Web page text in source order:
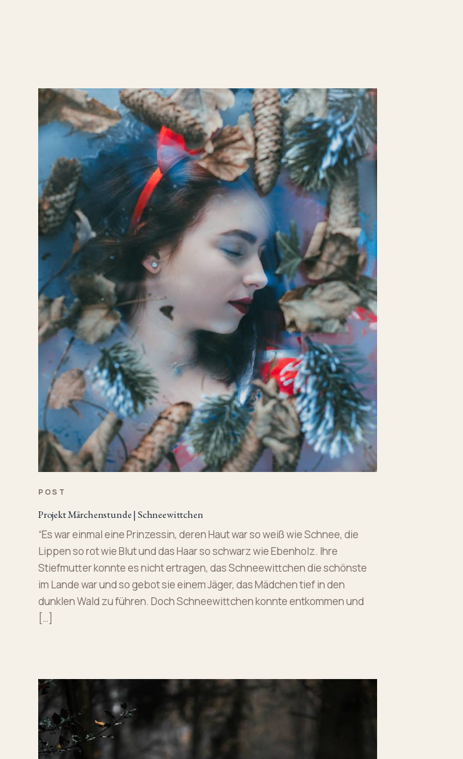
POST
Projekt Märchenstunde | Schneewittchen
“Es war einmal eine Prinzessin, deren Haut war so weiß wie Schnee, die
Lippen so rot wie Blut und das Haar so schwarz wie Ebenholz. Ihre
Stiefmutter konnte es nicht ertragen, das Schneewittchen die schönste
im Lande war und so gebot sie einem Jäger, das Mädchen tief in den
dunklen Wald zu führen. Doch Schneewittchen konnte entkommen und
[…]